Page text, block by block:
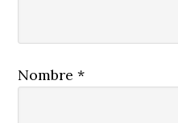
Nombre*